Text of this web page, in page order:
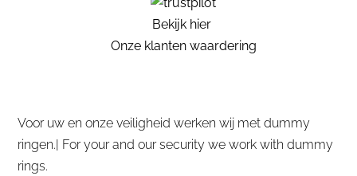
Bekijk hier
Onze klanten waardering
Voor uw en onze veiligheid werken wij met dummy
ringen.| For your and our security we work with dummy
rings.